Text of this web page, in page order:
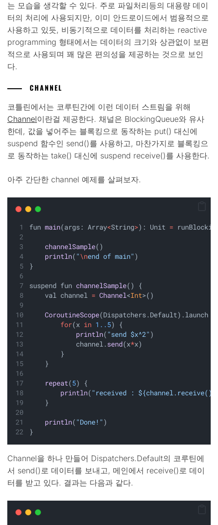
는 모습을 생각할 수 있다. 주로 파일처리등의 대용량 데이
터의 처리에 사용되지만, 이미 안드로이드에서 범용적으로
사용하고 있듯, 비동기적으로 데이터를 처리하는 reactive
programming 형태에서는 데이터의 크기와 상관없이 보편
적으로 사용되며 꽤 많은 편의성을 제공하는 것으로 보인
다.
CHANNEL
코틀린에서는 코루틴간에 이런 데이터 스트림을 위해
Channel이란걸 제공한다. 채널은 BlockingQueue와 유사
한데, 값을 넣어주는 블록킹으로 동작하는 put() 대신에
suspend 함수인 send()를 사용하고, 마찬가지로 블록킹으
로 동작하는 take() 대신에 suspend receive()를 사용한다.
아주 간단한 channel 예제를 살펴보자.
fun main(args: Array<String>): Unit =
channelSample()
println( "\nend of main" )
}
suspend fun channelSample() {
    val channel
= Channel<Int>()
CoroutineScope(Dispatchers.Default).launch {
for(x in 1..5) {
println( "send $x^2" )
            channel.
send(x*x)
        }
    }
repeat(5) {
println( "received :
    }
println( "Done!" )
}
Channel을 하나 만들어 Dispatchers.Default의 코루틴에
서 send()로 데이터를 보내고, 메인에서 receive()로 데이
터를 받고 있다. 결과는 다음과 같다.